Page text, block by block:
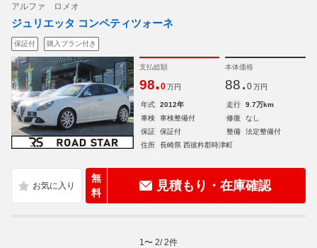
アルファ ロメオ
ジュリエッタ コンペティツォーネ
保証付 購入プラン付き
支払総額
98.0 万円
本体価格
88. 0 万円
年式 2012年 走行
9.7万km
車検
車検整備付 修復
なし
保証
保証付 整備
法定整備付
住所
長崎県 西彼杵郡時津町
無
料
見積もり・在庫確認
1 〜 2/2件